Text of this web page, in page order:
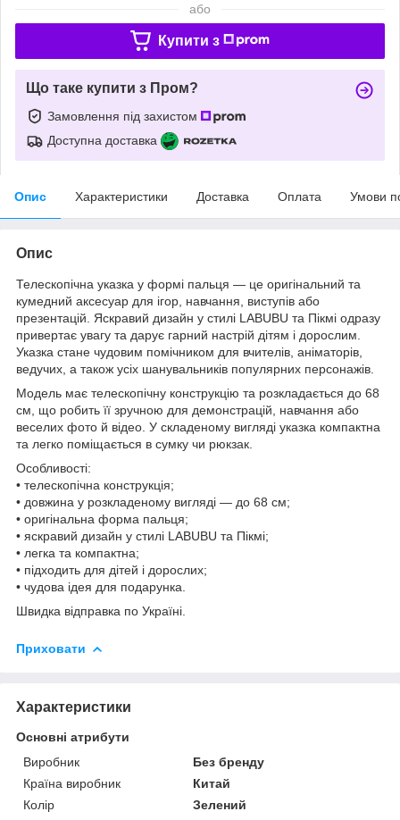
або
Купити з
Що таке купити з Пром?
Замовлення під захистом
Доступна доставка
Опис Характеристики Доставка Оплата Умови
Опис
Телескопічна указка у формі пальця — це оригінальний та
кумедний аксесуар для ігор, навчання, виступів або
презентацій. Яскравий дизайн у стилі LABUBU та Пікмі одразу
привертає увагу та дарує гарний настрій дітям і дорослим.
Указка стане чудовим помічником для вчителів, аніматорів,
ведучих, а також усіх шанувальників популярних персонажів.
Модель має телескопічну конструкцію та розкладається до 68
см, що робить її зручною для демонстрацій, навчання або
веселих фото й відео. У складеному вигляді указка компактна
та легко поміщається в сумку чи рюкзак.
Особливості:
• телескопічна конструкція;
• довжина у розкладеному вигляді — до 68 см;
• оригінальна форма пальця;
• яскравий дизайн у стилі LABUBU та Пікмі;
• легка та компактна;
• підходить для дітей і дорослих;
• чудова ідея для подарунка.
Швидка відправка по Україні.
Приховати
Характеристики
Основні атрибути
Виробник
Без бренду
Країна виробник
Китай
Колір
Зелений